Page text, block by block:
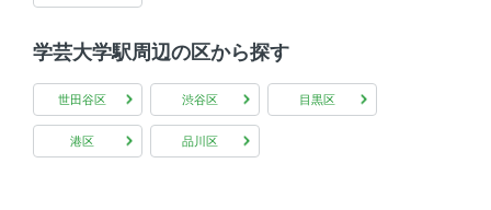
学芸大学駅周辺の区から探す
世田谷区 渋谷区 目黒区
港区 品川区